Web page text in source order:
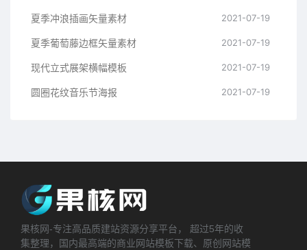
夏季冲浪插画矢量素材 2021-07-19
夏季葡萄藤边框矢量素材 2021-07-19
现代立式展架横幅模板 2021-07-19
圆圈花纹音乐节海报 2021-07-19
果核网-专注高品质建站资源分享平台， 超过5年的收
集整理，国内最高端的商业网站模板下载、原创网站模